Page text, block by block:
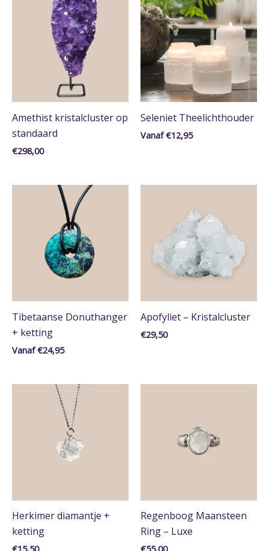
Edelstenen & Fossielen
Edelstenen
Geslepen vormen
Ruw/Half Gepolijst
Trommelstenen
Woonaccessoires
Lampen
Theelichthouders
Sieraden
Armbanden
Donuts
Ringen
Edelstenen & Mineralen
Apofyliet
Herkimer
Howliet
Muscoviet
Regenboog Maansteen
Saffier
SHOW MORE
Chakra
Derde Oog Chakra
Amethist kristalcluster op
standaard
€298,00
Seleniet Theelichthouder
Vanaf €12,95
Tibetaanse Donuthanger
+ ketting
Vanaf €24,95
Apofyliet – Kristalcluster
€29,50
Herkimer diamantje +
ketting
Regenboog Maansteen
Ring – Luxe